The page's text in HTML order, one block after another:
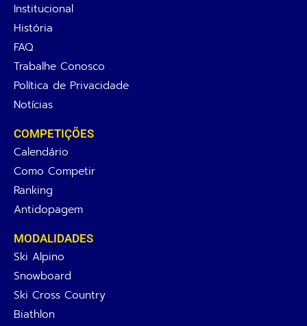
Institucional
História
FAQ
Trabalhe Conosco
Política de Privacidade
Notícias
COMPETIÇÕES
Calendário
Como Competir
Ranking
Antidopagem
MODALIDADES
Ski Alpino
Snowboard
Ski Cross Country
Biathlon